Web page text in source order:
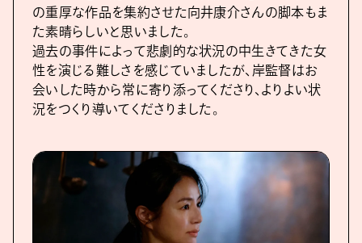
の重厚な作品を集約させた向井康介さんの脚本もま
た素晴らしいと思いました。
過去の事件によって悲劇的な状況の中生きてきた女
性を演じる難しさを感じていましたが、岸監督はお
会いした時から常に寄り添ってくださり、よりよい状
況をつくり導いてくださりました。